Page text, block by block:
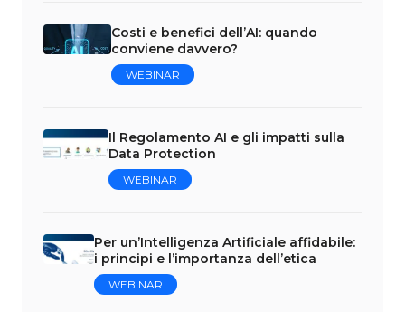
Costi e benefici dell’AI: quando
conviene davvero?
WEBINAR
Il Regolamento AI e gli impatti sulla
Data Protection
WEBINAR
Per un’Intelligenza Artificiale affidabile:
i principi e l’importanza dell’etica
WEBINAR